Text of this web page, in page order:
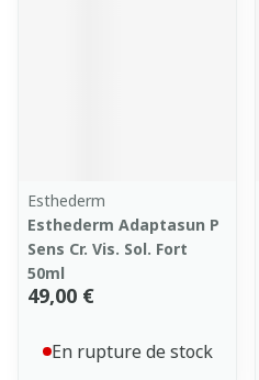
Esthederm
Esthederm Adaptasun P
Sens Cr. Vis. Sol. Fort
50ml
49,00 €
En rupture de stock